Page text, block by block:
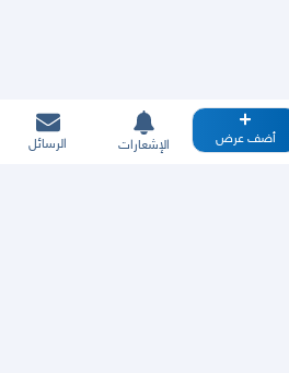
أضف عرض الإشعارات الرسائل